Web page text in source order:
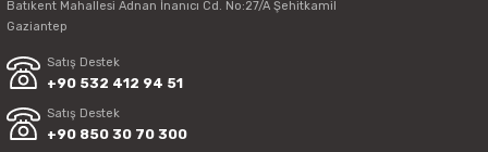
Batıkent Mahallesi Adnan İnanıcı Cd. No:27/A Şehitkamil
Gaziantep
Satış Destek
+90 532 412 94 51
Satış Destek
+90 850 30 70 300